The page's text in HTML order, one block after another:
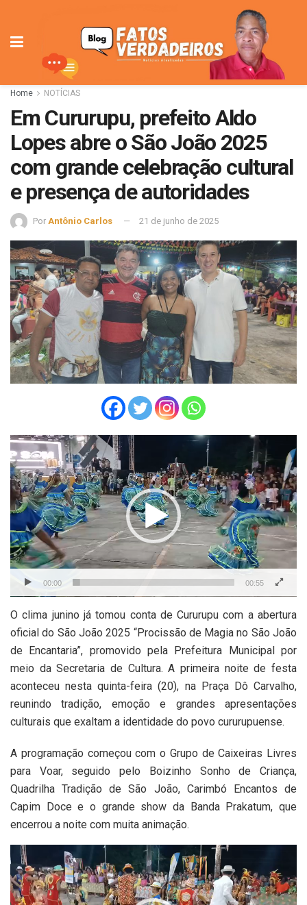
Home NOTÍCIAS
Em Cururupu, prefeito Aldo
Lopes abre o São João 2025
com grande celebração cultural
e presença de autoridades
Por Antônio Carlos 21 de junho de 2025
Tocador
de
vídeo
00:00 00:55
O clima junino já tomou conta de Cururupu com a abertura
oficial do São João 2025 “Procissão de Magia no São João
de Encantaria”, promovido pela Prefeitura Municipal por
meio da Secretaria de Cultura. A primeira noite de festa
aconteceu nesta quinta-feira (20), na Praça Dô Carvalho,
reunindo tradição, emoção e grandes apresentações
culturais que exaltam a identidade do povo cururupuense.
A programação começou com o Grupo de Caixeiras Livres
para Voar, seguido pelo Boizinho Sonho de Criança,
Quadrilha Tradição de São João, Carimbó Encantos de
Capim Doce e o grande show da Banda Prakatum, que
encerrou a noite com muita animação.
Tocador
de
vídeo